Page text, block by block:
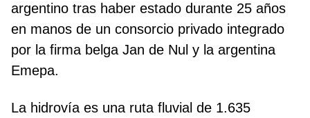
argentino tras haber estado durante 25 años
en manos de un consorcio privado integrado
por la firma belga Jan de Nul y la argentina
Emepa.
La hidrovía es una ruta fluvial de 1.635